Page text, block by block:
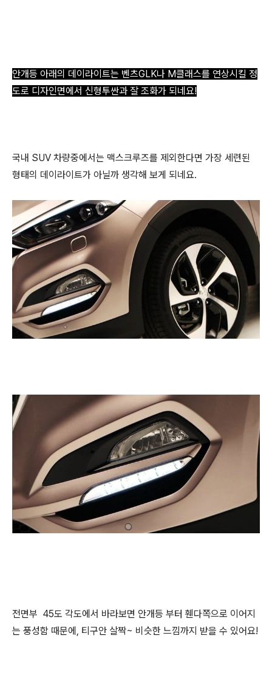
안개등 아래의 데이라이트는 벤츠GLK나 M클래스를 연상시킬 정
도로 디자인면에서 신형투싼과 잘 조화가 되네요!
국내 SUV 차량중에서는 맥스크루즈를 제외한다면 가장 세련된
형태의 데이라이트가 아닐까 생각해 보게 되네요.
전면부 45도 각도에서 바라보면 안개등 부터 휀다쪽으로 이어지
는 풍성함 때문에, 티구안 살짝~ 비슷한 느낌까지 받을 수 있어요!